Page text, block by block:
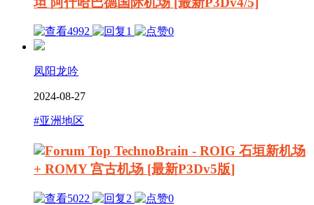
4992 1 0
凤阳龙吟
2024-08-27
#亚洲地区
TechnoBrain - ROIG 石垣新机场
+ ROMY 宫古机场 [最新P3Dv5版]
5022 2 0